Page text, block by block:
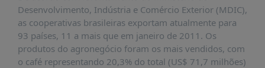
DADOS
FRENTE
PARLAMENTAR
Desenvolvimento, Indústria e Comércio Exterior (MDIC),
as cooperativas brasileiras exportam atualmente para
93 países, 11 a mais que em janeiro de 2011. Os
produtos do agronegócio foram os mais vendidos, com
o café representando 20,3% do total (US$ 71,7 milhões)